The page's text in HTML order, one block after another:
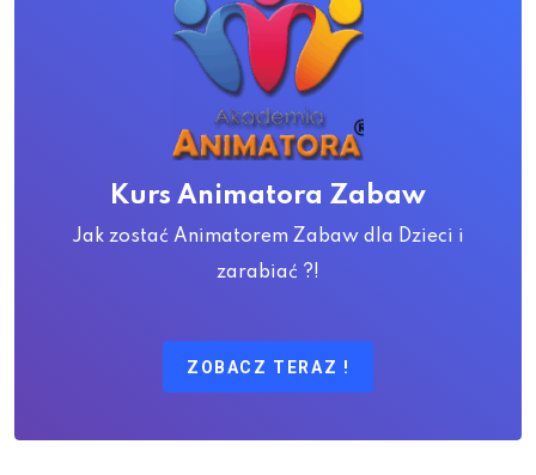
Kurs Animatora Zabaw
Jak zostać Animatorem Zabaw dla Dzieci i
zarabiać ?!
ZOBACZ TERAZ !